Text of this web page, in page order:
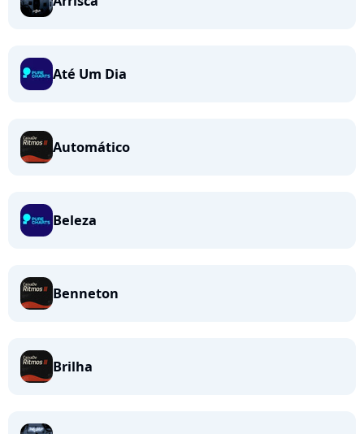
Até Um Dia
Automático
Beleza
Benneton
Brilha